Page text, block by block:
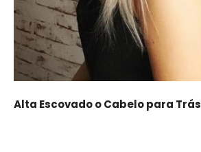
Alta Escovado o Cabelo para Trás